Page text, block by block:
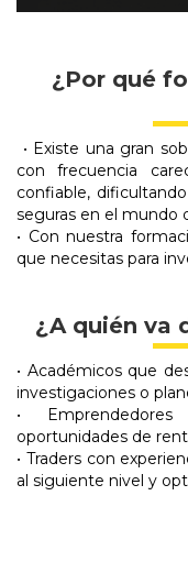
¿Por qué
• Existe una gran
con frecuencia
confiable,
seguras en el mundo
• Con nuestra
que necesitas para
¿A quién va
• Académicos que
investigaciones o
•
oportunidades de
• Traders con
al siguiente nivel y